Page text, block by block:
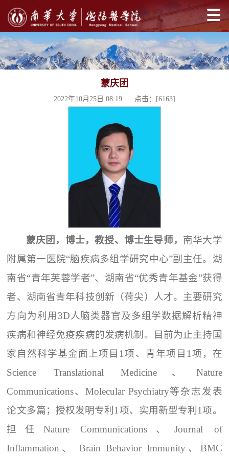
蒙庆团
2022年10月25日 08:19 点击：[6163]
蒙庆团，博士，教授、博士生导师， 南华大学
附属第一医院“脑疾病多组学研究中心”副主任。湖
南省“青年芙蓉学者”、湖南省“优秀青年基金”获得
者、湖南省青年科技创新（荷尖）人才。主要研究
方向为利用3D人脑类器官及多组学数据解析精神
疾病和神经免疫疾病的发病机制。目前为止主持国
家自然科学基金面上项目1项、青年项目1项，在
Science Translational Medicine、Nature
Communications、Molecular Psychiatry等杂志发表
论文多篇；授权发明专利1项、实用新型专利1项。
担任Nature Communications、Journal of
Inflammation、 Brain Behavior Immunity、BMC